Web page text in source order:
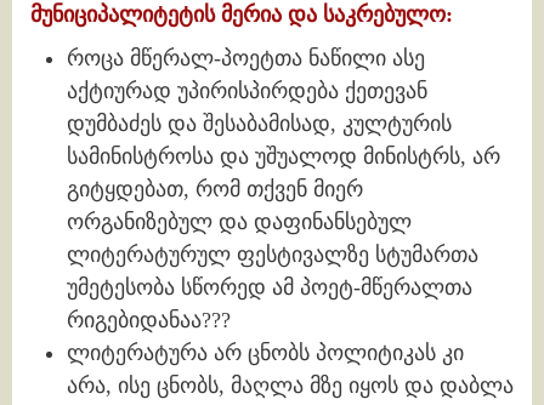
მუნიციპალიტეტის მერია და საკრებულო:
როცა მწერალ-პოეტთა ნაწილი ასე
აქტიურად უპირისპირდება ქეთევან
დუმბაძეს და შესაბამისად, კულტურის
სამინისტროსა და უშუალოდ მინისტრს, არ
გიტყდებათ, რომ თქვენ მიერ
ორგანიზებულ და დაფინანსებულ
ლიტერატურულ ფესტივალზე სტუმართა
უმეტესობა სწორედ ამ პოეტ-მწერალთა
რიგებიდანაა???
ლიტერატურა არ ცნობს პოლიტიკას კი
არა, ისე ცნობს, მაღლა მზე იყოს და დაბლა